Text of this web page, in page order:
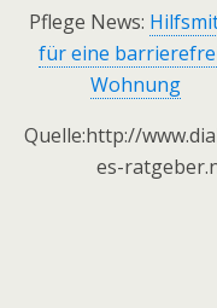
Pflege News:
für eine
Wohnung
Quelle:http://
es-